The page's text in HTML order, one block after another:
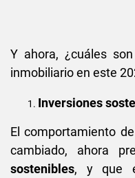
Y ahora, ¿cuáles
inmobiliario en este
Inversiones
El comportamiento
cambiado, ahora
sostenibles, y que